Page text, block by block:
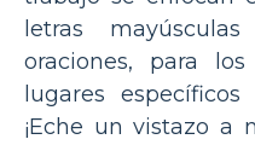
letras
oraciones, para
lugares
¡Eche un vistazo a